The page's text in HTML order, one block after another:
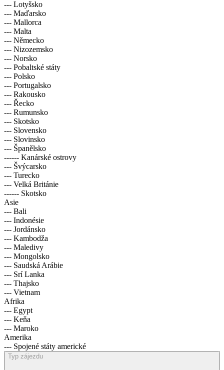
--- Lotyšsko
--- Maďarsko
--- Mallorca
--- Malta
--- Německo
--- Nizozemsko
--- Norsko
--- Pobaltské státy
--- Polsko
--- Portugalsko
--- Rakousko
--- Řecko
--- Rumunsko
--- Skotsko
--- Slovensko
--- Slovinsko
--- Španělsko
------ Kanárské ostrovy
--- Švýcarsko
--- Turecko
--- Velká Británie
------ Skotsko
Asie
--- Bali
--- Indonésie
--- Jordánsko
--- Kambodža
--- Maledivy
--- Mongolsko
--- Saudská Arábie
--- Srí Lanka
--- Thajsko
--- Vietnam
Afrika
--- Egypt
--- Keňa
--- Maroko
Amerika
--- Spojené státy americké
Typ zájezdu